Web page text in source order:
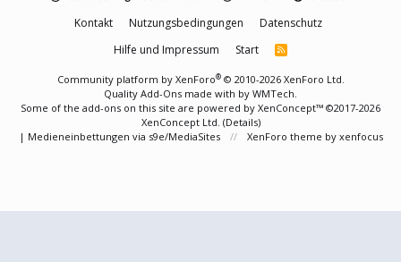
Kontakt
Nutzungsbedingungen
Datenschutz
Hilfe und Impressum
Start
R
S
Community platform by XenForo® © 2010-2026 XenForo Ltd.
Quality Add-Ons made with by WMTech.
Some of the add-ons on this site are powered by XenConcept™ ©2017-2026
XenConcept Ltd. (Details)
| Medieneinbettungen via s9e/MediaSites XenForo theme by xenfocus